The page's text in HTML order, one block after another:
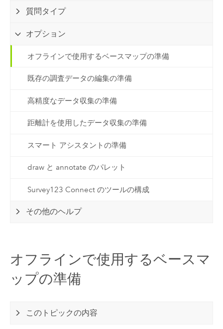
質問タイプ
オプション
オフラインで使用するベースマップの準備
既存の調査データの編集の準備
高精度なデータ収集の準備
距離計を使用したデータ収集の準備
スマート アシスタントの準備
draw と annotate のパレット
Survey123 Connect のツールの構成
その他のヘルプ
オフラインで使用するベースマ
ップの準備
このトピックの内容